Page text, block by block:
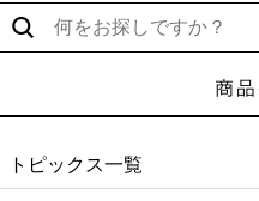
トピックス一覧